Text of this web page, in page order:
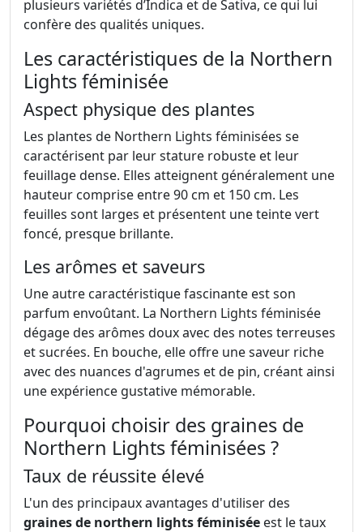
plusieurs variétés d’Indica et de Sativa, ce qui lui
confère des qualités uniques.
Les caractéristiques de la Northern
Lights féminisée
Aspect physique des plantes
Les plantes de Northern Lights féminisées se
caractérisent par leur stature robuste et leur
feuillage dense. Elles atteignent généralement une
hauteur comprise entre 90 cm et 150 cm. Les
feuilles sont larges et présentent une teinte vert
foncé, presque brillante.
Les arômes et saveurs
Une autre caractéristique fascinante est son
parfum envoûtant. La Northern Lights féminisée
dégage des arômes doux avec des notes terreuses
et sucrées. En bouche, elle offre une saveur riche
avec des nuances d'agrumes et de pin, créant ainsi
une expérience gustative mémorable.
Pourquoi choisir des graines de
Northern Lights féminisées ?
Taux de réussite élevé
L'un des principaux avantages d'utiliser des
graines de northern lights féminisée est le taux